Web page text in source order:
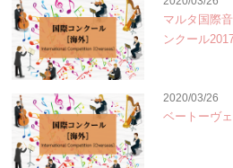
マルタ国際
ンクール
2020/03/26
ベートーヴ